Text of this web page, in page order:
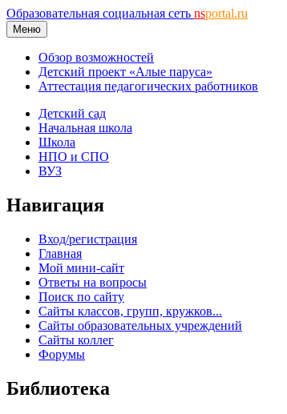
Образовательная социальная сеть nsportal.ru
Меню
Обзор возможностей
Детский проект «Алые паруса»
Аттестация педагогических работников
Детский сад
Начальная школа
Школа
НПО и СПО
ВУЗ
Навигация
Вход/регистрация
Главная
Мой мини-сайт
Ответы на вопросы
Поиск по сайту
Сайты классов, групп, кружков...
Сайты образовательных учреждений
Сайты коллег
Форумы
Библиотека